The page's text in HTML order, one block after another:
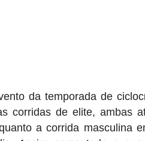
da temporada de
corridas de elite, ambas
a corrida masculina